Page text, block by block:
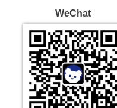
WeChat